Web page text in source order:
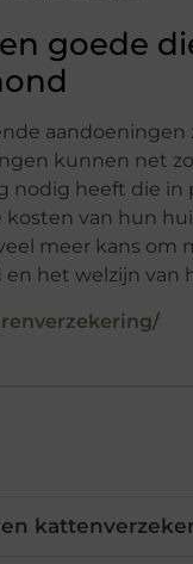
goede
kunnen net
nodig heeft die
van hun
meer kans om
het welzijn van